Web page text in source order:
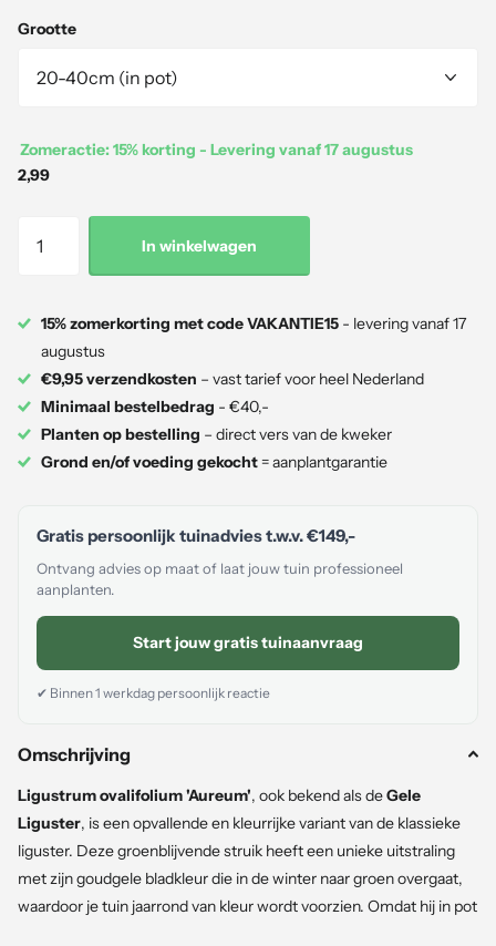
Grootte
Zomeractie: 15% korting - Levering vanaf 17 augustus
2,99
In winkelwagen
15% zomerkorting met code VAKANTIE15 - levering vanaf 17
augustus
€9,95 verzendkosten – vast tarief voor heel Nederland
Minimaal bestelbedrag - €40,-
Planten op bestelling – direct vers van de kweker
Grond en/of voeding gekocht= aanplantgarantie
Gratis persoonlijk tuinadvies t.w.v.€149,-
Ontvang advies op maat of laat jouw tuin professioneel
aanplanten.
Start jouw gratis tuinaanvraag
✔ Binnen 1 werkdag persoonlijk reactie
Omschrijving
Ligustrum ovalifolium 'Aureum', ook bekend als deGele
Liguster, is een opvallende en kleurrijke variant van de klassieke
liguster. Deze groenblijvende struik heeft een unieke uitstraling
met zijn goudgele bladkleur die in de winter naar groen overgaat,
waardoor je tuin jaarrond van kleur wordt voorzien. Omdat hij in pot